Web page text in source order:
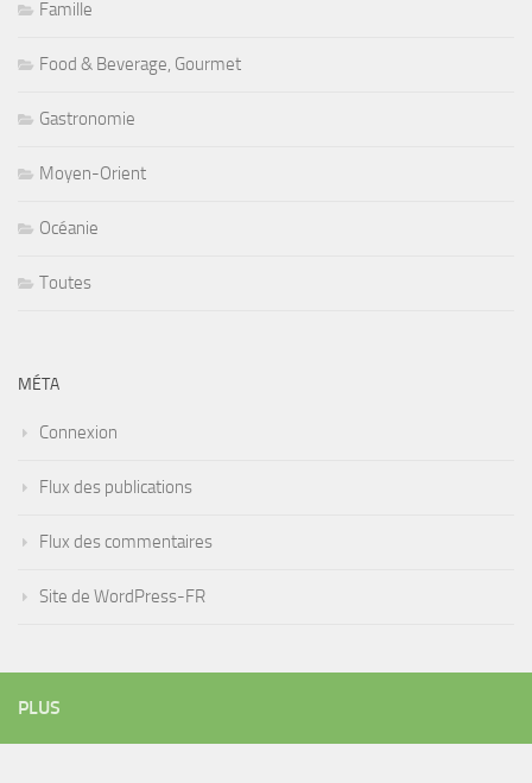
Famille
Food & Beverage, Gourmet
Gastronomie
Moyen-Orient
Océanie
Toutes
MÉTA
Connexion
Flux des publications
Flux des commentaires
Site de WordPress-FR
PLUS